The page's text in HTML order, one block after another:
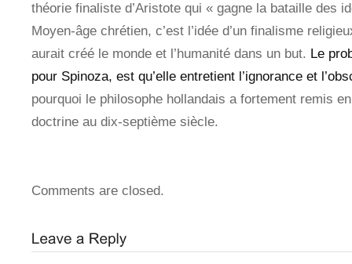
théorie finaliste d’Aristote qui « gagne la bataille des
Moyen-âge chrétien, c’est l’idée d’un finalisme
aurait créé le monde et l’humanité dans un but. Le
pour Spinoza, est qu’elle entretient l’ignorance et
pourquoi le philosophe hollandais a fortement remis
doctrine au dix-septième siècle.
Comments are closed.